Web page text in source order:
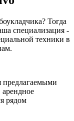
Тогда
специализация -
техники в
предлагаемыми
арендное
рядом